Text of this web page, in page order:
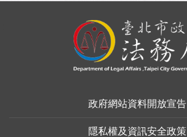
政府網站資料開放宣告
隱私權及資訊安全政策